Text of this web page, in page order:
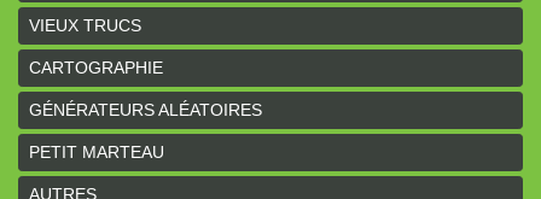
VIEUX TRUCS
CARTOGRAPHIE
GÉNÉRATEURS ALÉATOIRES
PETIT MARTEAU
AUTRES